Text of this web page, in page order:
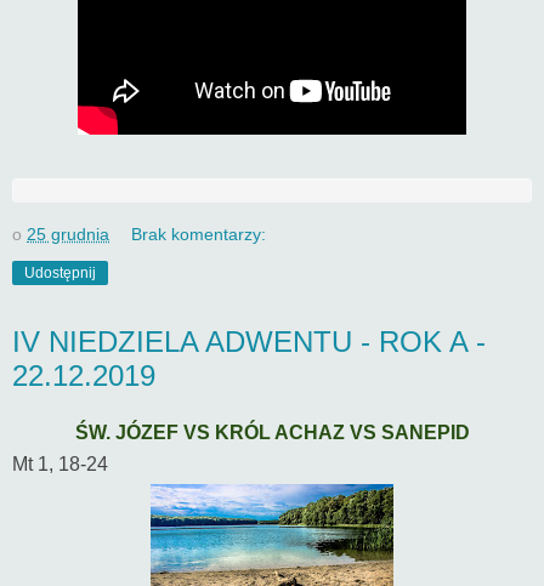
o 25 grudnia Brak komentarzy:
Udostępnij
IV NIEDZIELA ADWENTU - ROK A -
22.12.2019
ŚW. JÓZEF VS KRÓL ACHAZ VS SANEPID
Mt 1, 18-24